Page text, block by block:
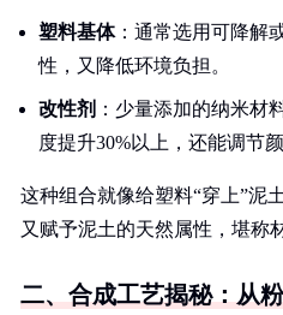
塑料基体：通常选用可降解
性，又降低环境负担。
改性剂 ：少量添加的纳米材
度提升30%以上，还能调节
这种组合就像给塑料“穿上”泥
又赋予泥土的天然属性，堪称
二、合成工艺揭秘：从